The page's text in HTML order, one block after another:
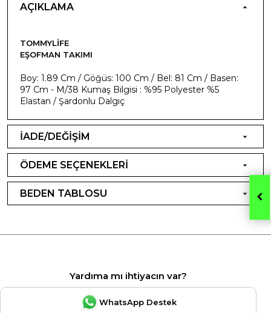
AÇIKLAMA
TOMMYLIFE
EŞOFMAN TAKIMI
Boy: 1.89 Cm / Göğüs: 100 Cm / Bel: 81 Cm / Basen:
97 Cm - M/38 Kumaş Bilgisi : %95 Polyester %5
Elastan / Şardonlu Dalgıç
İADE/DEĞİŞİM
ÖDEME SEÇENEKLERİ
BEDEN TABLOSU
Yardıma mı ihtiyacın var?
WhatsApp Destek